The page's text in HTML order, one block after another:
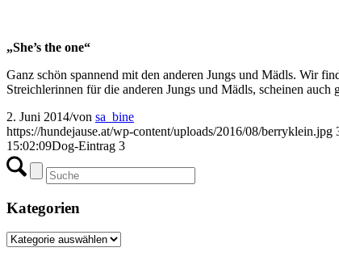
„She’s the one“
Ganz schön spannend mit den anderen Jungs und Mädls. Wir
Streichlerinnen für die anderen Jungs und Mädls, scheinen
2. Juni 2014/von sa_bine
https://hundejause.at/wp-content/uploads/2016/08/berryklein.jpg
15:02:09Dog-Eintrag 3
Kategorien
Kategorien